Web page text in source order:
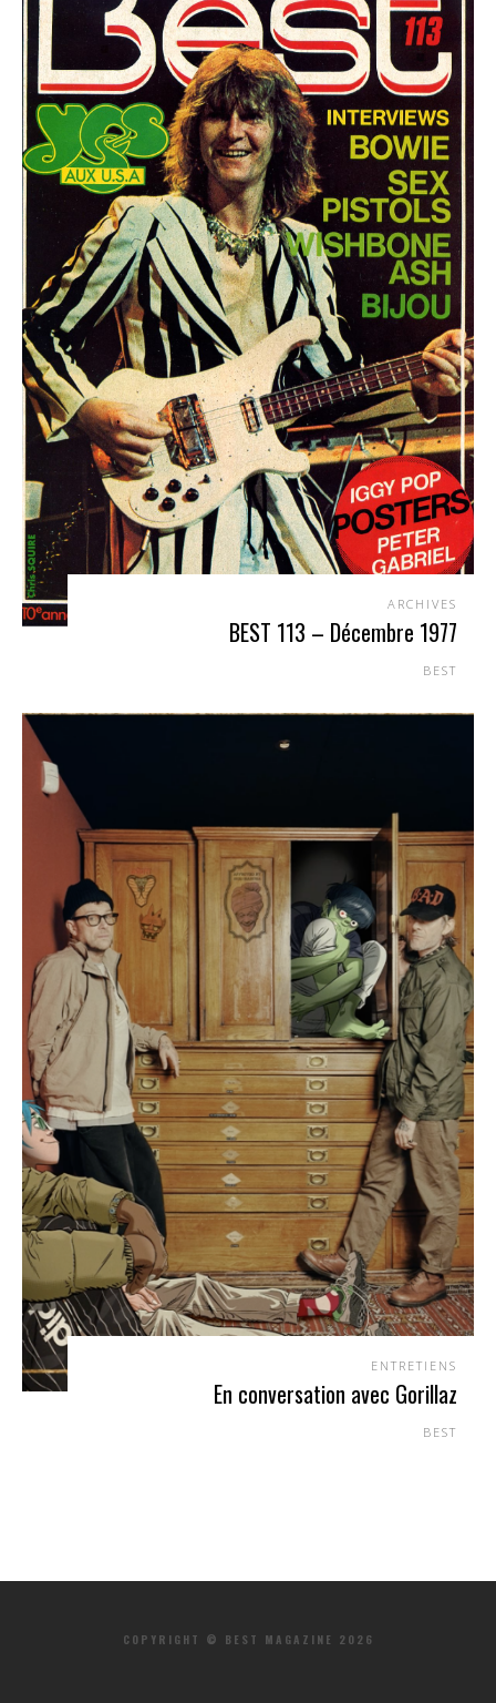
ARCHIVES
BEST 113 – Décembre 1977
BEST
ENTRETIENS
En conversation avec Gorillaz
BEST
COPYRIGHT © BEST MAGAZINE 2026